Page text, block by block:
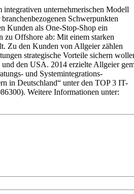
unternehmerischen Modell
Schwerpunkten
Kunden als One-Stop-Shop ein
zu Offshore ab: Mit einem starken
Zu den Kunden von Allgeier zählen
strategische Vorteile sichern
den USA. 2014 erzielte Allgeier
und Systemintegrations-
in Deutschland“ unter den TOP 3 IT-
Weitere Informationen unter: